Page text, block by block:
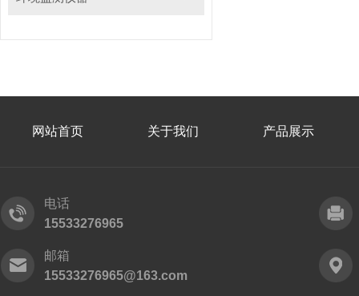
网站首页 关于我们 产品展示
电话
15533276965
邮箱
15533276965@163.com